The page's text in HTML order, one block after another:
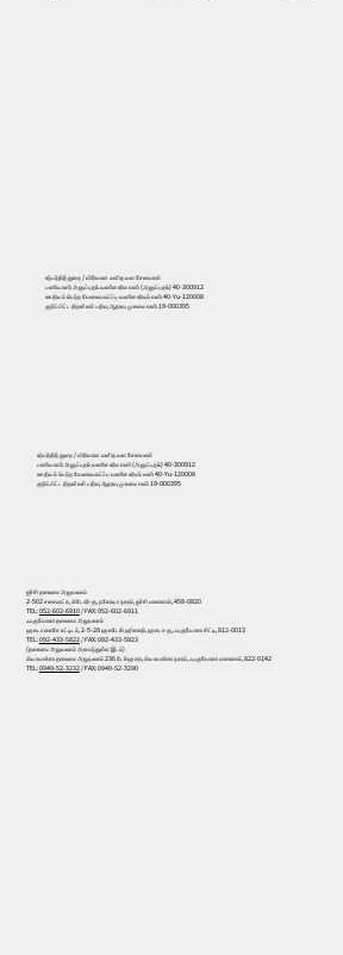
உற்பத்தித் துறை / விரிவான மனித வள சேவைகள்
பணியாளர் அனுப்புதல் வணிக உரிம எண் (அனுப்புதல்) 40-300912
ஊதியம் பெற்ற வேலைவாய்ப்பு வணிக உரிமம் எண் 40-Yu-120008
குறிப்பிட்ட திறன்கள் பதிவு ஆதரவு முகமை எண் 19-000395
உற்பத்தித் துறை / விரிவான மனித வள சேவைகள்
பணியாளர் அனுப்புதல் வணிக உரிம எண் (அனுப்புதல்) 40-300912
ஊதியம் பெற்ற வேலைவாய்ப்பு வணிக உரிமம் எண் 40-Yu-120008
குறிப்பிட்ட திறன்கள் பதிவு ஆதரவு முகமை எண் 19-000395
ஐச்சி தலைமை அலுவலகம்
2-502 சகைமாட்சு, மிடோரி-கு, நகோயா நகரம், ஐச்சி மாகாணம், 458-0820
TEL:052-602-6910/ FAX: 052-602-6911
ஃபுகுவோகா தலைமை அலுவலகம்
ஹகடா கைசே கட்டிடம், 2-5-28 ஹகடேகி ஹிகாஷி, ஹகடா-கு, ஃபுகுயோகா சிட்டி, 812-0013
TEL:092-433-5822/ FAX: 092-433-5823
(தலைமை அலுவலகம் அமைந்துள்ள இடம்)
மியாவாக்கா தலைமை அலுவலகம் 236 டேக்ஹாரா, மியாவாக்கா நகரம், ஃபுகுவோகா மாகாணம், 822-0142
TEL:0949-52-3232/ FAX: 0949-52-3290